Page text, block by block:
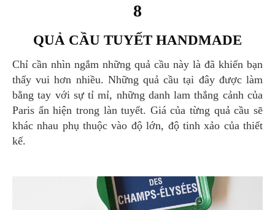
8
QUẢ CẦU TUYẾT HANDMADE
Chỉ cần nhìn ngắm những quả cầu này là đã khiến bạn
thấy vui hơn nhiều. Những quả cầu tại đây được làm
bằng tay với sự tỉ mỉ, những danh lam thắng cảnh của
Paris ẩn hiện trong làn tuyết. Giá của từng quả cầu sẽ
khác nhau phụ thuộc vào độ lớn, độ tinh xảo của thiết
kế.